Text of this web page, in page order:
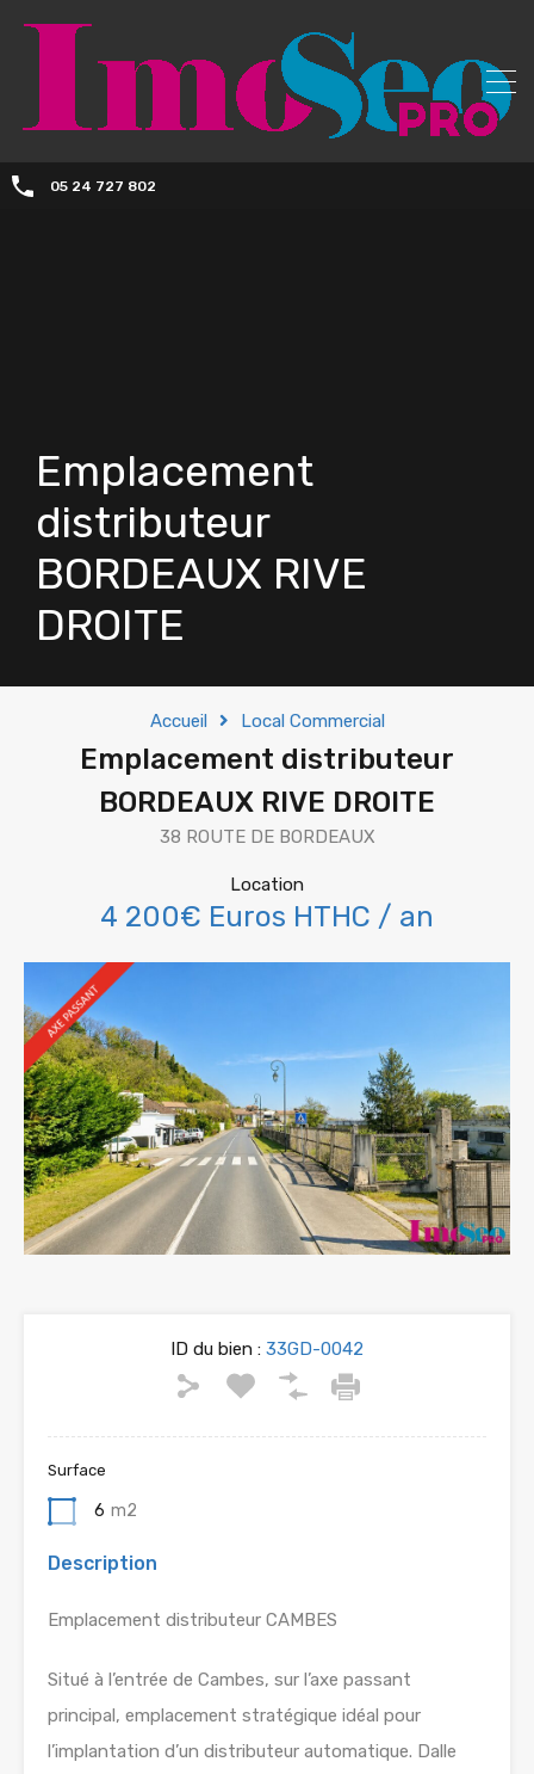
05 24 727 802
Emplacement
distributeur
BORDEAUX RIVE
DROITE
Accueil Local Commercial
Emplacement distributeur
BORDEAUX RIVE DROITE
38 ROUTE DE BORDEAUX
Location
4 200€ Euros HTHC / an
ID du bien : 33GD-0042
Surface
6 m2
Description
Emplacement distributeur CAMBES
Situé à l’entrée de Cambes, sur l’axe passant
principal, emplacement stratégique idéal pour
l’implantation d’un distributeur automatique. Dalle